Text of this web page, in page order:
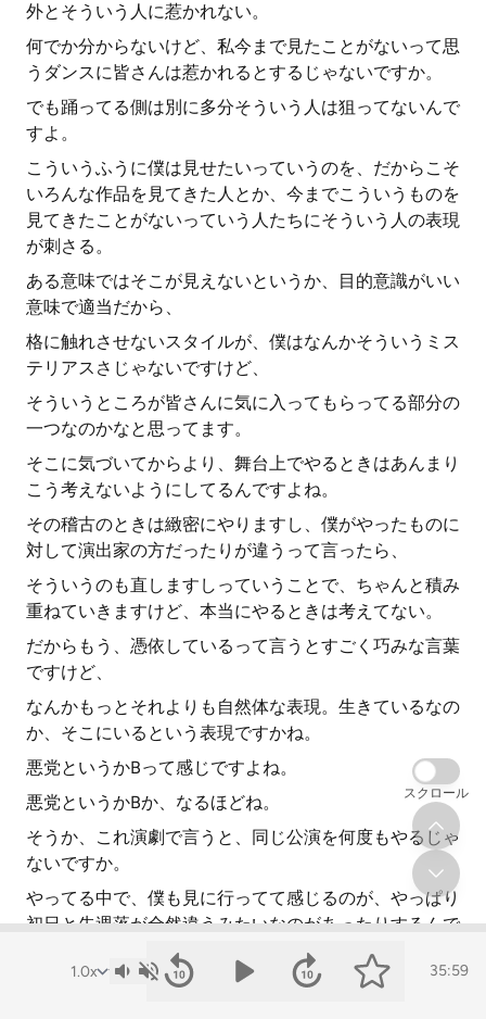
外とそういう人に惹かれない。
何でか分からないけど、私今まで見たことがないって思
うダンスに皆さんは惹かれるとするじゃないですか。
でも踊ってる側は別に多分そういう人は狙ってないんで
すよ。
こういうふうに僕は見せたいっていうのを、だからこそ
いろんな作品を見てきた人とか、今までこういうものを
見てきたことがないっていう人たちにそういう人の表現
が刺さる。
ある意味ではそこが見えないというか、目的意識がいい
意味で適当だから、
格に触れさせないスタイルが、僕はなんかそういうミス
テリアスさじゃないですけど、
そういうところが皆さんに気に入ってもらってる部分の
一つなのかなと思ってます。
そこに気づいてからより、舞台上でやるときはあんまり
こう考えないようにしてるんですよね。
その稽古のときは緻密にやりますし、僕がやったものに
対して演出家の方だったりが違うって言ったら、
そういうのも直しますしっていうことで、ちゃんと積み
重ねていきますけど、本当にやるときは考えてない。
だからもう、憑依しているって言うとすごく巧みな言葉
ですけど、
なんかもっとそれよりも自然体な表現。生きているなの
か、そこにいるという表現ですかね。
悪党というかBって感じですよね。
悪党というかBか、なるほどね。
そうか、これ演劇で言うと、同じ公演を何度もやるじゃ
ないですか。
やってる中で、僕も見に行ってて感じるのが、やっぱり
初日と先週落が全然違うみたいなのがあったりするんで
あれもやっぱり自然体でいた結果変わってったみたいな
35:59
スクロール